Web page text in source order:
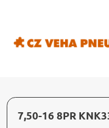
7,50-16 8PR